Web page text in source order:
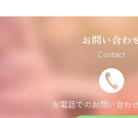
お問い合わ
Contact
お電話でのお問い合わ